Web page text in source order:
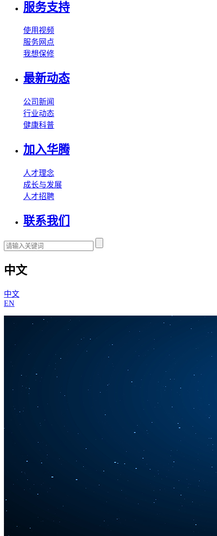
服务支持
使用视频
服务网点
我想保修
最新动态
公司新闻
行业动态
健康科普
加入华腾
人才理念
成长与发展
人才招聘
联系我们
中文
中文
EN